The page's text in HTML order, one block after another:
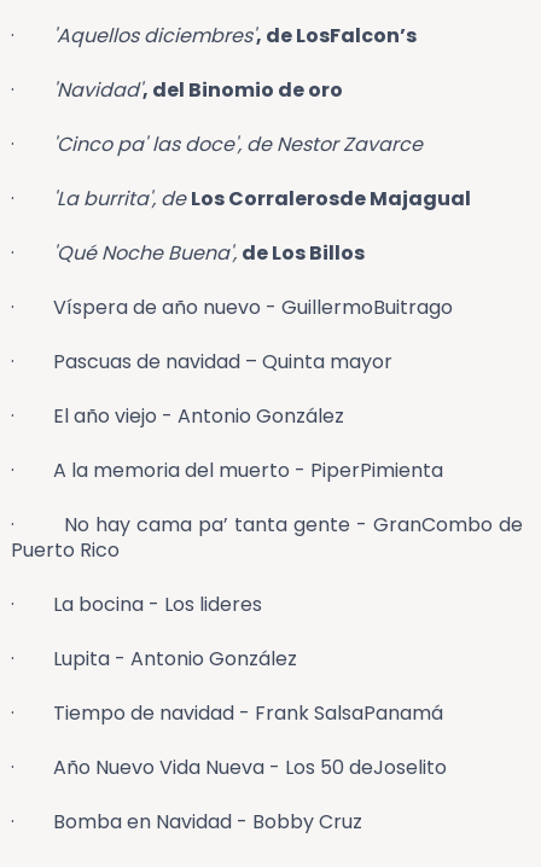
·
'Aquellos diciembres', de LosFalcon’s
·
'Navidad', del Binomio de oro
·
'Cinco pa' las doce', de Nestor Zavarce
·
'La burrita', deLos Corralerosde Majagual
·
'Qué Noche Buena', de Los Billos
· Víspera de año nuevo - GuillermoBuitrago
· Pascuas de navidad – Quinta mayor
· El año viejo - Antonio González
· A la memoria del muerto - PiperPimienta
· No hay cama pa’ tanta gente - GranCombo de
Puerto Rico
· La bocina - Los lideres
· Lupita - Antonio González
· Tiempo de navidad - Frank SalsaPanamá
· Año Nuevo Vida Nueva - Los 50 deJoselito
· Bomba en Navidad - Bobby Cruz